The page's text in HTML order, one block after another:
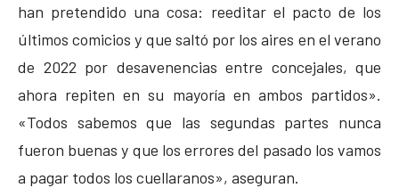
han pretendido una cosa: reeditar el pacto de los
últimos comicios y que saltó por los aires en el verano
de 2022 por desavenencias entre concejales, que
ahora repiten en su mayoría en ambos partidos».
«Todos sabemos que las segundas partes nunca
fueron buenas y que los errores del pasado los vamos
a pagar todos los cuellaranos», aseguran.